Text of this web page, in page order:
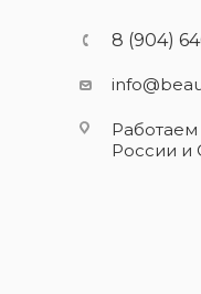
8 (904)
России и